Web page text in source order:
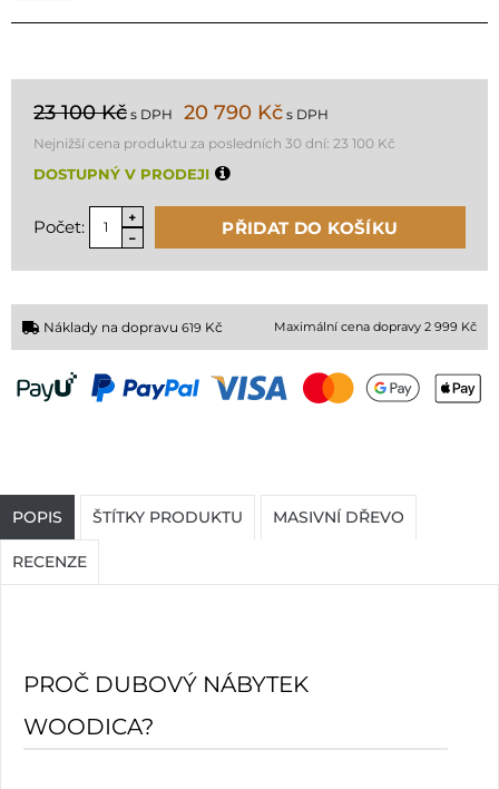
23 100 Kč s DPH 20 790 Kč s DPH
Nejnižší cena produktu za posledních 30 dní: 23 100 Kč
DOSTUPNÝ V PRODEJI
Počet: PŘIDAT DO KOŠÍKU
Náklady na dopravu 619 Kč Maximální cena dopravy 2 999 Kč
POPIS ŠTÍTKY PRODUKTU MASIVNÍ DŘEVO
RECENZE
PROČ DUBOVÝ NÁBYTEK
WOODICA?